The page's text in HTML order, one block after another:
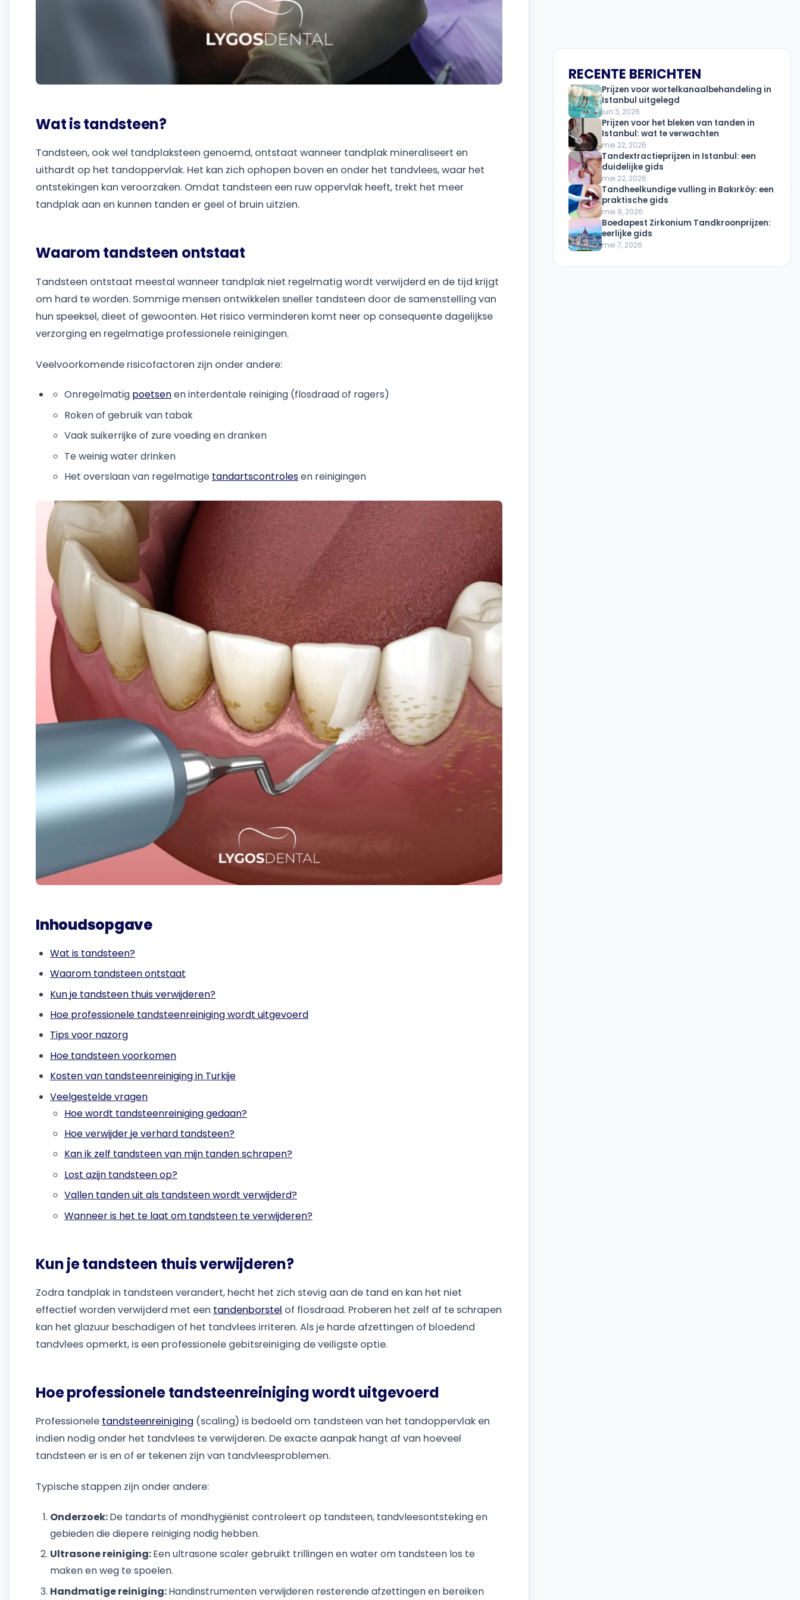
Wat is tandsteen?
Tandsteen, ook wel tandplaksteen genoemd, ontstaat wanneer tandplak mineraliseert en
uithardt op het tandoppervlak. Het kan zich ophopen boven en onder het tandvlees, waar het
ontstekingen kan veroorzaken. Omdat tandsteen een ruw oppervlak heeft, trekt het meer
tandplak aan en kunnen tanden er geel of bruin uitzien.
Waarom tandsteen ontstaat
Tandsteen ontstaat meestal wanneer tandplak niet regelmatig wordt verwijderd en de tijd krijgt
om hard te worden. Sommige mensen ontwikkelen sneller tandsteen door de samenstelling van
hun speeksel, dieet of gewoonten. Het risico verminderen komt neer op consequente dagelijkse
verzorging en regelmatige professionele reinigingen.
Veelvoorkomende risicofactoren zijn onder andere:
Onregelmatig poetsenen interdentale reiniging (flosdraad of ragers)
Roken of gebruik van tabak
Vaak suikerrijke of zure voeding en dranken
Te weinig water drinken
Het overslaan van regelmatige tandartscontrolesen reinigingen
Inhoudsopgave
Wat is tandsteen?
Waarom tandsteen ontstaat
Kun je tandsteen thuis verwijderen?
Hoe professionele tandsteenreiniging wordt uitgevoerd
Tips voor nazorg
Hoe tandsteen voorkomen
Kosten van tandsteenreiniging in Turkije
Veelgestelde vragen
Hoe wordt tandsteenreiniging gedaan?
Hoe verwijder je verhard tandsteen?
Kan ik zelf tandsteen van mijn tanden schrapen?
Lost azijn tandsteen op?
Vallen tanden uit als tandsteen wordt verwijderd?
Wanneer is het te laat om tandsteen te verwijderen?
Kun je tandsteen thuis verwijderen?
Zodra tandplak in tandsteen verandert, hecht het zich stevig aan de tand en kan het niet
effectief worden verwijderd met een tandenborstel of flosdraad. Proberen het zelf af te schrapen
kan het glazuur beschadigen of het tandvlees irriteren. Als je harde afzettingen of bloedend
tandvlees opmerkt, is een professionele gebitsreiniging de veiligste optie.
Hoe professionele tandsteenreiniging wordt uitgevoerd
Professionele tandsteenreiniging (scaling) is bedoeld om tandsteen van het tandoppervlak en
indien nodig onder het tandvlees te verwijderen. De exacte aanpak hangt af van hoeveel
tandsteen er is en of er tekenen zijn van tandvleesproblemen.
Typische stappen zijn onder andere:
Onderzoek:De tandarts of mondhygiënist controleert op tandsteen, tandvleesontsteking en
gebieden die diepere reiniging nodig hebben.
Ultrasone reiniging:Een ultrasone scaler gebruikt trillingen en water om tandsteen los te
maken en weg te spoelen.
Handmatige reiniging:Handinstrumenten verwijderen resterende afzettingen en bereiken
RECENTE BERICHTEN
Prijzen voor wortelkanaalbehandeling in
Istanbul uitgelegd
jun 3, 2026
Prijzen voor het bleken van tanden in
Istanbul: wat te verwachten
mei 22, 2026
Tandextractieprijzen in Istanbul: een
duidelijke gids
mei 22, 2026
Tandheelkundige vulling in Bakırköy: een
praktische gids
mei 9, 2026
Boedapest Zirkonium Tandkroonprijzen:
eerlijke gids
mei 7, 2026